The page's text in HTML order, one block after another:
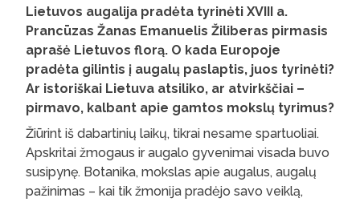
Lietuvos augalija pradėta tyrinėti XVIII a.
Prancūzas Žanas Emanuelis Žiliberas pirmasis
aprašė Lietuvos florą. O kada Europoje
pradėta gilintis į augalų paslaptis, juos tyrinėti?
Ar istoriškai Lietuva atsiliko, ar atvirkščiai –
pirmavo, kalbant apie gamtos mokslų tyrimus?
Žiūrint iš dabartinių laikų, tikrai nesame spartuoliai.
Apskritai žmogaus ir augalo gyvenimai visada buvo
susipynę. Botanika, mokslas apie augalus, augalų
pažinimas – kai tik žmonija pradėjo savo veiklą,